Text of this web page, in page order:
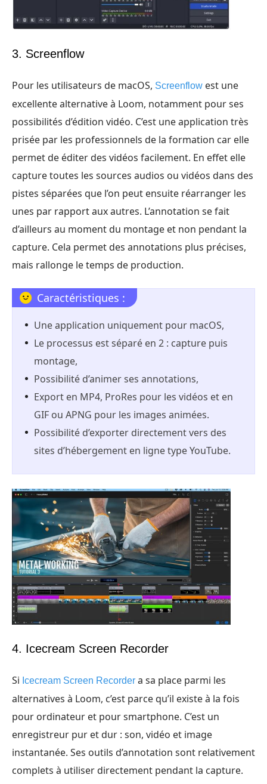
3. Screenflow
Pour les utilisateurs de macOS, Screenflow est une
excellente alternative à Loom, notamment pour ses
possibilités d’édition vidéo. C’est une application très
prisée par les professionnels de la formation car elle
permet de éditer des vidéos facilement. En effet elle
capture toutes les sources audios ou vidéos dans des
pistes séparées que l’on peut ensuite réarranger les
unes par rapport aux autres. L’annotation se fait
d’ailleurs au moment du montage et non pendant la
capture. Cela permet des annotations plus précises,
mais rallonge le temps de production.
Caractéristiques :
Une application uniquement pour macOS,
Le processus est séparé en 2 : capture puis
montage,
Possibilité d’animer ses annotations,
Export en MP4, ProRes pour les vidéos et en
GIF ou APNG pour les images animées.
Possibilité d’exporter directement vers des
sites d’hébergement en ligne type YouTube.
4. Icecream Screen Recorder
Si Icecream Screen Recorder a sa place parmi les
alternatives à Loom, c’est parce qu’il existe à la fois
pour ordinateur et pour smartphone. C’est un
enregistreur pur et dur : son, vidéo et image
instantanée. Ses outils d’annotation sont relativement
complets à utiliser directement pendant la capture.